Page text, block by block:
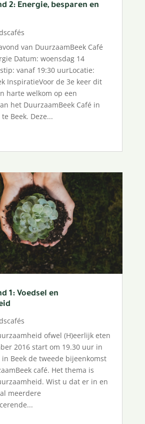
2: Energie, besparen en
van DuurzaamBeek Café
Datum: woensdag 14
vanaf 19:30 uurLocatie:
InspiratieVoor de 3e keer dit
harte welkom op een
het DuurzaamBeek Café in
Beek. Deze...
1: Voedsel en
ofwel (H)eerlijk eten
2016 start om 19.30 uur in
Beek de tweede bijeenkomst
café. Het thema is
Wist u dat er in en
meerdere